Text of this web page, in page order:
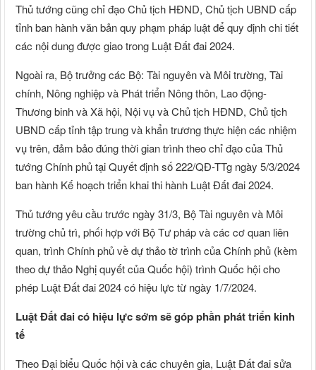
Thủ tướng cũng chỉ đạo Chủ tịch HĐND, Chủ tịch UBND cấp
tỉnh ban hành văn bản quy phạm pháp luật để quy định chi tiết
các nội dung được giao trong Luật Đất đai 2024.
Ngoài ra, Bộ trưởng các Bộ: Tài nguyên và Môi trường, Tài
chính, Nông nghiệp và Phát triển Nông thôn, Lao động-
Thương binh và Xã hội, Nội vụ và Chủ tịch HĐND, Chủ tịch
UBND cấp tỉnh tập trung và khẩn trương thực hiện các nhiệm
vụ trên, đảm bảo đúng thời gian trình theo chỉ đạo của Thủ
tướng Chính phủ tại Quyết định số 222/QĐ-TTg ngày 5/3/2024
ban hành Kế hoạch triển khai thi hành Luật Đất đai 2024.
Thủ tướng yêu cầu trước ngày 31/3, Bộ Tài nguyên và Môi
trường chủ trì, phối hợp với Bộ Tư pháp và các cơ quan liên
quan, trình Chính phủ về dự thảo tờ trình của Chính phủ (kèm
theo dự thảo Nghị quyết của Quốc hội) trình Quốc hội cho
phép Luật Đất đai 2024 có hiệu lực từ ngày 1/7/2024.
Luật Đất đai có hiệu lực sớm sẽ góp phần phát triển kinh
tế
Theo Đại biểu Quốc hội và các chuyên gia, Luật Đất đai sửa